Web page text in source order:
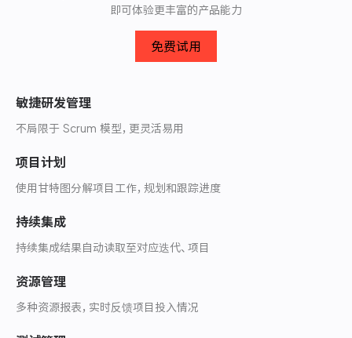
即可体验更丰富的产品能力
免费试用
敏捷研发管理
不局限于 Scrum 模型，更灵活易用
项目计划
使用甘特图分解项目工作，规划和跟踪进度
持续集成
持续集成结果自动读取至对应迭代、项目
资源管理
多种资源报表，实时反馈项目投入情况